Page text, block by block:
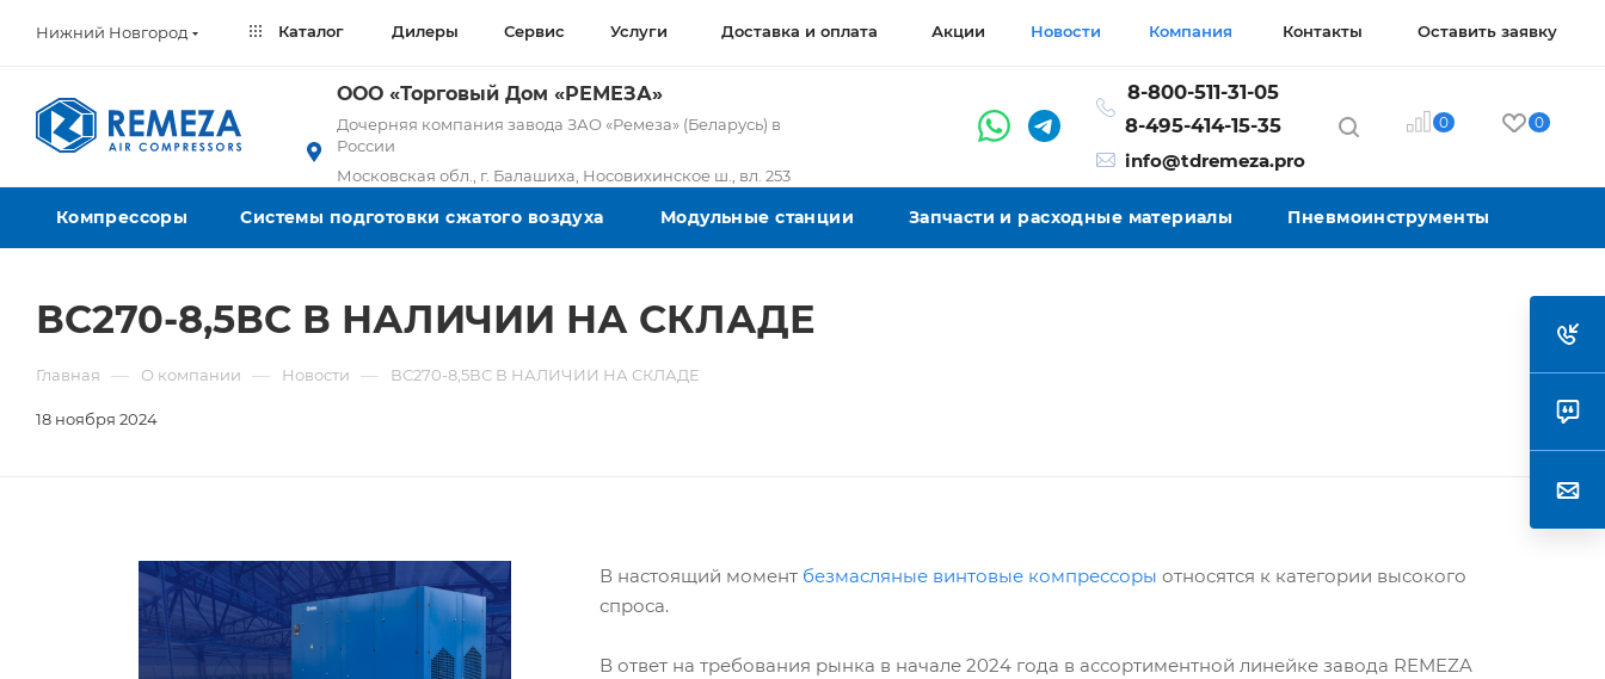
Нижний Новгород Каталог Дилеры Сервис Услуги Доставка и оплата Акции Новости Компания Контакты Оставить заявку
ООО «Торговый Дом «РЕМЕЗА»
Дочерняя компания завода ЗАО «Ремеза» (Беларусь) в
России
Московская обл., г. Балашиха, Носовихинское ш., вл. 253
8-800-511-31-05
8-495-414-15-35
info@tdremeza.pro
0 0
Компрессоры Системы подготовки сжатого воздуха Модульные станции Запчасти и расходные материалы Пневмоинструменты
ВС270-8,5ВС В НАЛИЧИИ НА СКЛАДЕ
Главная — О компании — Новости — ВС270-8,5ВС В НАЛИЧИИ НА СКЛАДЕ
18 ноября 2024
В настоящий момент безмасляные винтовые компрессоры относятся к категории высокого
спроса.
В ответ на требования рынка в начале 2024 года в ассортиментной линейке завода REMEZA